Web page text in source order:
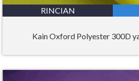
RINCIAN
Kain Oxford Polyester 300D